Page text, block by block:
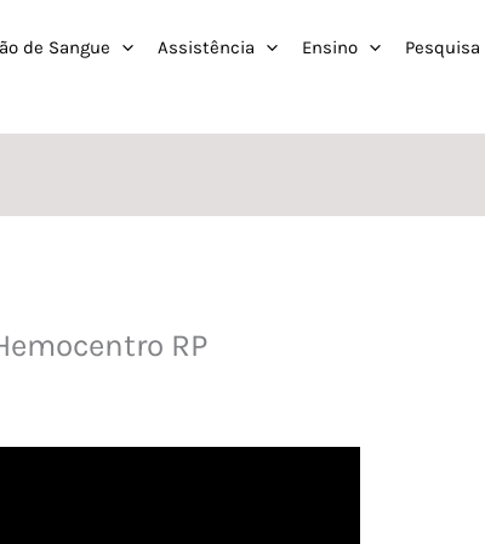
de Sangue Assistência Ensino Pesquisa
RP